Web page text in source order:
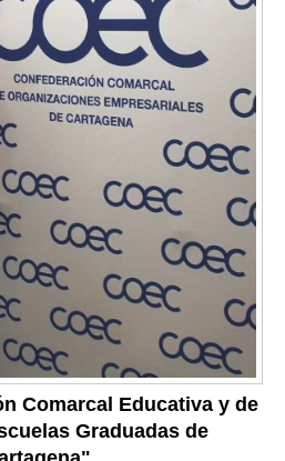
Comarcal Educativa y de
Graduadas de